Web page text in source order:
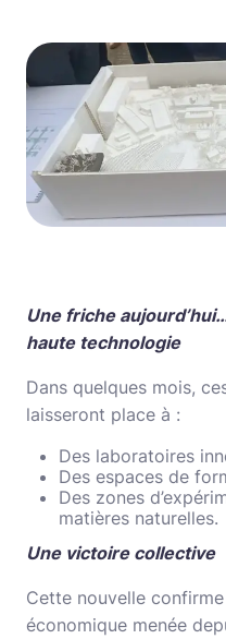
Une friche
haute technologie
Dans quelques mois,
laisseront place à :
Des laboratoires
Des espaces de
Des zones
matières naturelles.
Une victoire collective
Cette nouvelle
économique menée